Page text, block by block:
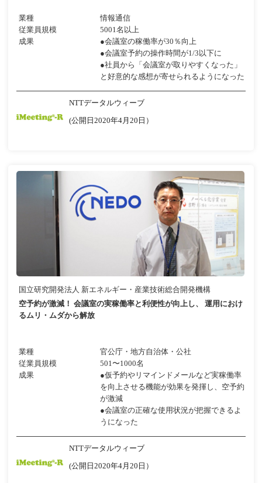
業種
情報通信
従業員規模
5001名以上
成果
●会議室の稼働率が30％向上
●会議室予約の操作時間が1/3以下に
●社員から「会議室が取りやすくなった」
と好意的な感想が寄せられるようになった
NTTデータルウィーブ
(公開日2020年4月20日）
国立研究開発法人 新エネルギー・産業技術総合開発機構
空予約が激減！ 会議室の実稼働率と利便性が向上し、 運用におけ
るムリ・ムダから解放
業種
官公庁・地方自治体・公社
従業員規模
501〜1000名
成果
●仮予約やリマインドメールなど実稼働率
を向上させる機能が効果を発揮し、空予約
が激減
●会議室の正確な使用状況が把握できるよ
うになった
NTTデータルウィーブ
(公開日2020年4月20日）